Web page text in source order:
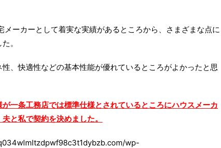
ーカーとして着実な実績があるところから、さまざまな点に
。
、快適性などの基本性能が優れているところがよかったと思
一条工務店では標準仕様とされているところにハウスメーカ
と私で契約を決めました。
wp-